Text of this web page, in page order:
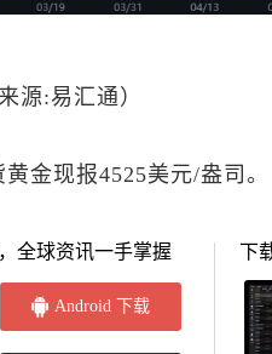
源:易汇通）
黄金现报4525美元/盎司。
全球资讯一手掌握
Android 下载
下